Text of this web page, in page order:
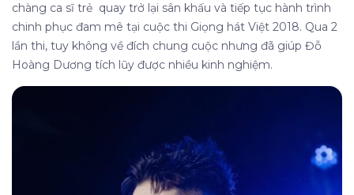
chàng ca sĩ trẻ quay trở lại sân khấu và tiếp tục hành trình
chinh phục đam mê tại cuộc thi Giọng hát Việt 2018. Qua 2
lần thi, tuy không về đích chung cuộc nhưng đã giúp Đỗ
Hoàng Dương tích lũy được nhiều kinh nghiệm.